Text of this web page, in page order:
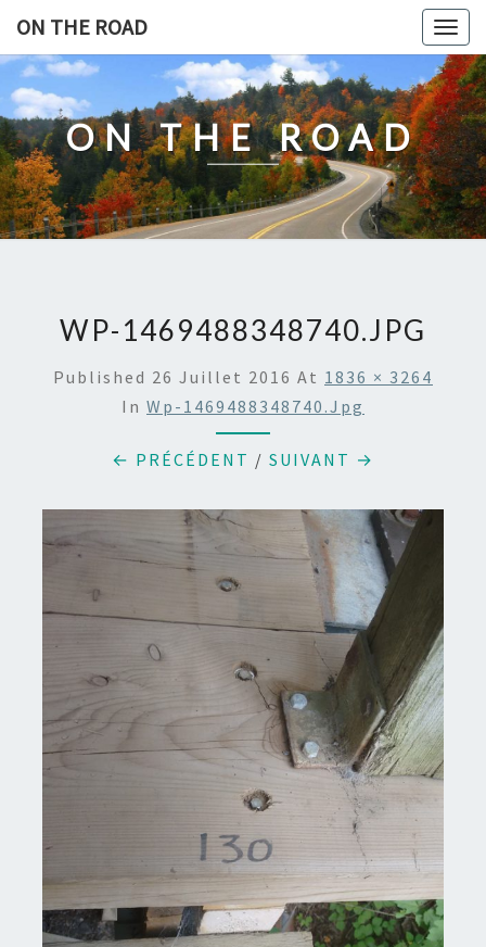
content
ON THE ROAD
ON THE ROAD
WP-1469488348740.JPG
Published 26 Juillet 2016 At 1836 × 3264
In Wp-1469488348740.jpg
← PRÉCÉDENT / SUIVANT →